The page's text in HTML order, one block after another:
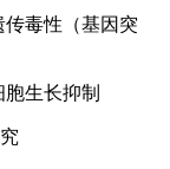
毒性（基因突
生长抑制